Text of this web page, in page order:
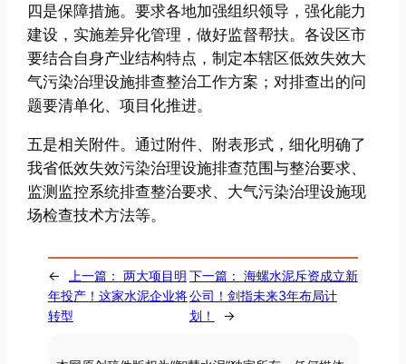
四是保障措施。要求各地加强组织领导，强化能力
建设，实施差异化管理，做好监督帮扶。各设区市
要结合自身产业结构特点，制定本辖区低效失效大
气污染治理设施排查整治工作方案；对排查出的问
题要清单化、项目化推进。
五是相关附件。通过附件、附表形式，细化明确了
我省低效失效污染治理设施排查范围与整治要求、
监测监控系统排查整治要求、大气污染治理设施现
场检查技术方法等。
← 上一篇： 两大项目明
年投产！这家水泥企业将
转型
下一篇： 海螺水泥斥资成立新
公司！剑指未来3年布局计
划！
→